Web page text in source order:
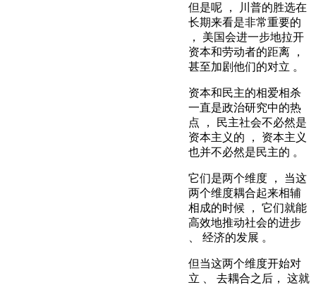
但是呢 ， 川普的胜选在
长期来看是非常重要的
， 美国会进一步地拉开
资本和劳动者的距离 ，
甚至加剧他们的对立 。
资本和民主的相爱相杀
一直是政治研究中的热
点 ， 民主社会不必然是
资本主义的 ， 资本主义
也并不必然是民主的 。
它们是两个维度 ， 当这
两个维度耦合起来相辅
相成的时候 ， 它们就能
高效地推动社会的进步
、 经济的发展 。
但当这两个维度开始对
立 、 去耦合之后， 这就